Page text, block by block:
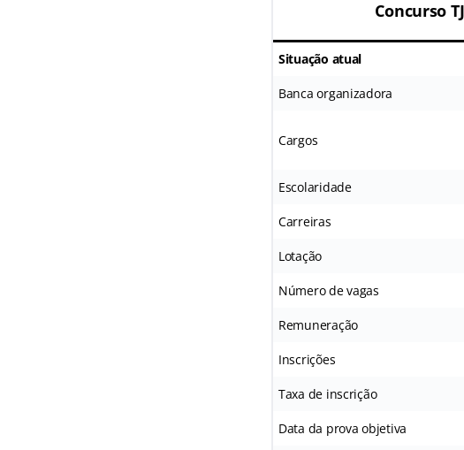
Concurso
Situação atual
Banca organizadora
Cargos
Escolaridade
Carreiras
Lotação
Número de vagas
Remuneração
Inscrições
Taxa de inscrição
Data da prova objetiva